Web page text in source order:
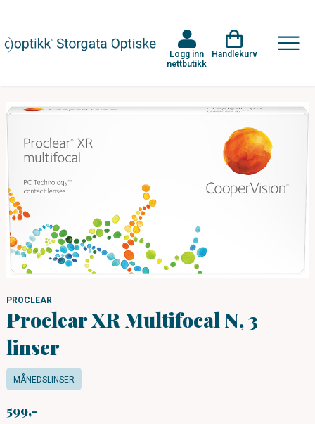
Logg inn
nettbutikk
Handlekurv
PROCLEAR
Proclear XR Multifocal N, 3
linser
MÅNEDSLINSER
599